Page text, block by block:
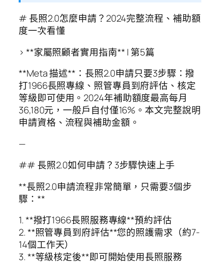
# 長照2.0怎麼申請？2024完整流程、補助額
度一次看懂
> **家屬照顧者實用指南** | 第5篇
**Meta 描述**：長照2.0申請只要3步驟：撥
打1966長照專線、照管專員到府評估、核定
等級即可使用。2024年補助額度最高每月
36,180元，一般戶自付僅16%。本文完整說明
申請資格、流程與補助金額。
—
## 長照2.0如何申請？3步驟快速上手
**長照2.0申請流程非常簡單，只需要3個步
驟：**
1. **撥打1966長照服務專線**預約評估
2. **照管專員到府評估**您的照護需求（約7-
14個工作天）
3. **等級核定後**即可開始使用長照服務